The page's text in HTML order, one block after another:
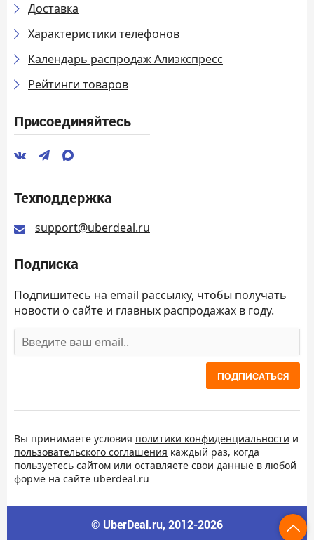
Доставка
Характеристики телефонов
Календарь распродаж Алиэкспресс
Рейтинги товаров
Присоединяйтесь
Техподдержка
support@uberdeal.ru
Подписка
Подпишитесь на email рассылку, чтобы получать
новости о сайте и главных распродажах в году.
ПОДПИСАТЬСЯ
Вы принимаете условия политики конфиденциальности и
пользовательского соглашения каждый раз, когда
пользуетесь сайтом или оставляете свои данные в любой
форме на сайте uberdeal.ru
© UberDeal.ru, 2012-2026